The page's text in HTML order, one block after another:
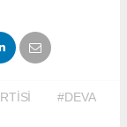
#DEVA